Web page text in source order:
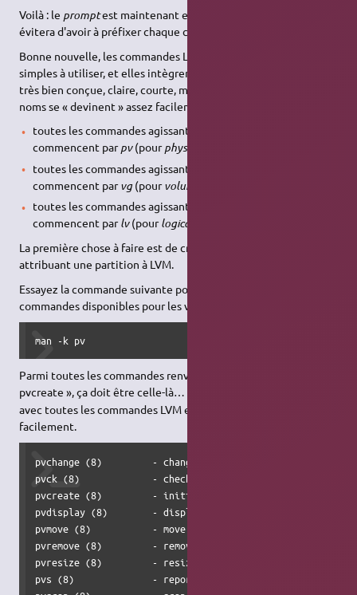
Voilà : le promptest maintenant en mode root « # », cela nous
évitera d'avoir à préfixer chaque commande par
Bonne nouvelle, les commandes LVM sont extrêmement
simples à utiliser, et elles intègrent toutes une aide en ligne
très bien conçue, claire, courte, mais suffisante. De plus, leurs
noms se « devinent » assez facilement :
toutes les commandes agissant sur les volumes physiques
commencent parpv(pourphysical volume
toutes les commandes agissant sur les groupes de volumes
commencent parvg(pourvolumes group
toutes les commandes agissant sur les volumes logiques
commencent parlv(pourlogical volume
La première chose à faire est de créer
attribuant une partition à LVM.
Essayez la commande suivante pour connaître la liste des
commandes disponibles pour les volumes physiques :
man -k pv
Parmi toutes les commandes renvoyées, on remarque une «
pvcreate », ça doit être celle-là…
avec toutes les commandes LVM et permet de les retrouver
facilement.
pvchange (8)         - change attributes of a physical
pvck (8)             - check physical volume metadata
pvcreate (8)         - initialize a disk or partition for
pvdisplay (8)        - display attributes of a physical
pvmove (8)           - move physical extents
pvremove (8)         - remove a physical volume
pvresize (8)         - resize a disk or partition in use by
pvs (8)              - report information about physical